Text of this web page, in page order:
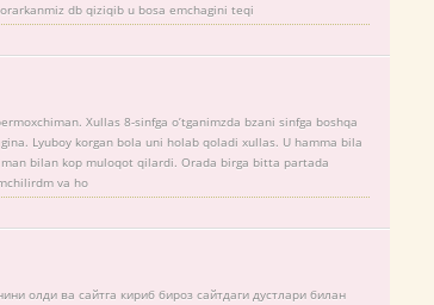
db qiziqib u bosa emchagini teqi
Xullas 8-sinfga o’tganimzda bzani sinfga boshqa
Lyuboy korgan bola uni holab qoladi xullas. U hamma bila
bilan kop muloqot qilardi. Orada birga bitta partada
va ho
олди ва сайтга кириб бироз сайтдаги дустлари билан